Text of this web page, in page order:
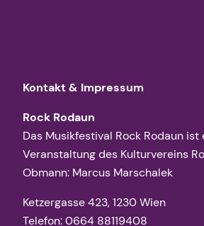
Kontakt & Impressum
Rock Rodaun
Das Musikfestival Rock Rodaun ist
Veranstaltung des Kulturvereins
Obmann: Marcus Marschalek
Ketzergasse 423, 1230 Wien
Telefon: 0664 88119408